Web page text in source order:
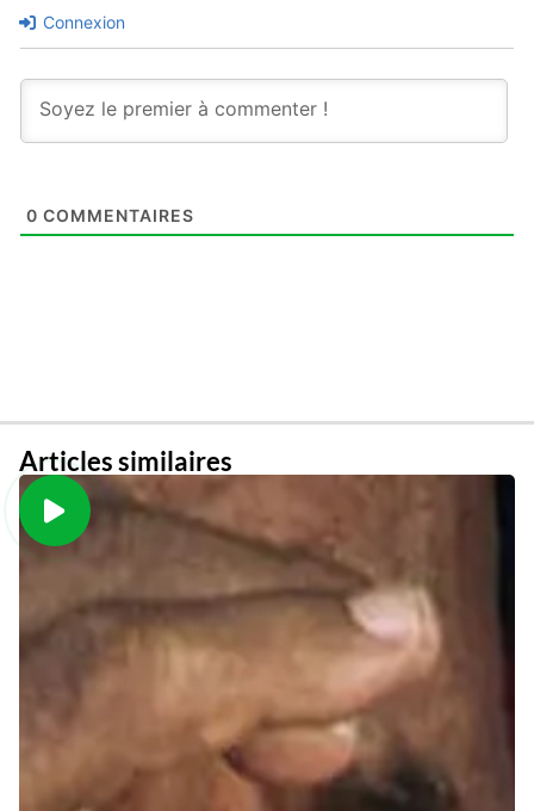
Connexion
0 COMMENTAIRES
Articles similaires